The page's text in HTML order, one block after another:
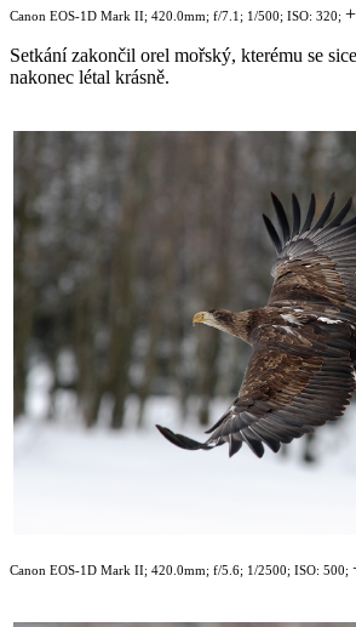
Canon EOS-1D Mark II; 420.0mm; f/7.1; 1/500; ISO: 320;
Setkání zakončil orel mořský, kterému se
nakonec létal krásně.
Canon EOS-1D Mark II; 420.0mm; f/5.6; 1/2500; ISO: 500;